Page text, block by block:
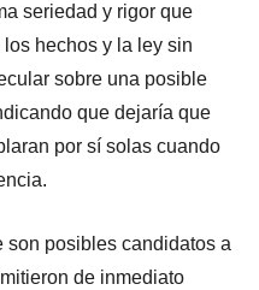
seriedad y rigor que
hechos y la ley sin
sobre una posible
que dejaría que
por sí solas cuando
son posibles candidatos a
de inmediato